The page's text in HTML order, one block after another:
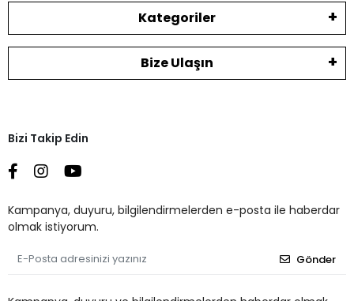
Kategoriler
Bize Ulaşın
Bizi Takip Edin
Kampanya, duyuru, bilgilendirmelerden e-posta ile haberdar
olmak istiyorum.
Gönder